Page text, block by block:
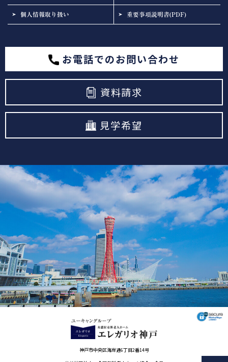
個人情報取り扱い 重要事項説明書(PDF)
お電話でのお問い合わせ
資料請求
見学希望
神戸市中央区海岸通6丁目2番14号